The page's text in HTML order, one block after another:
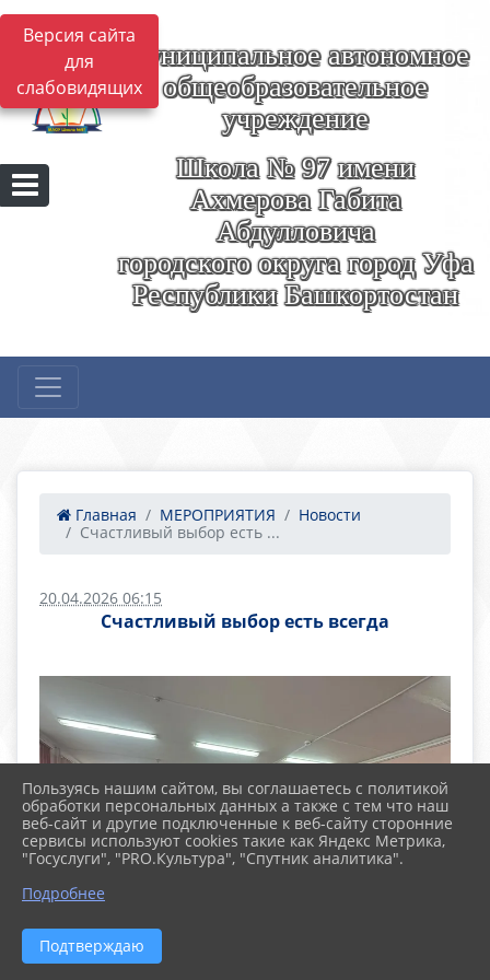
Версия сайта
для
слабовидящих
Муниципальное автономное
общеобразовательное
учреждение
Школа № 97 имени
Ахмерова Габита
Абдулловича
городского округа город Уфа
Республики Башкортостан
Главная МЕРОПРИЯТИЯ
Новости
Счастливый выбор есть ...
20.04.2026 06:15
Счастливый выбор есть всегда
Пользуясь нашим сайтом, вы соглашаетесь с политикой
обработки персональных данных а также с тем что наш
веб-сайт и другие подключенные к веб-сайту сторонние
сервисы используют cookies такие как Яндекс Метрика,
"Госуслуги", "PRO.Культура", "Спутник аналитика".
Подробнее
Подтверждаю